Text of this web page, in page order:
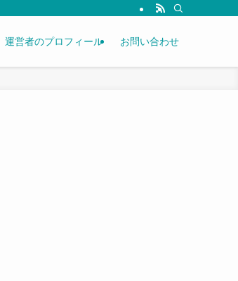
運営者のプロフィール お問い合わせ